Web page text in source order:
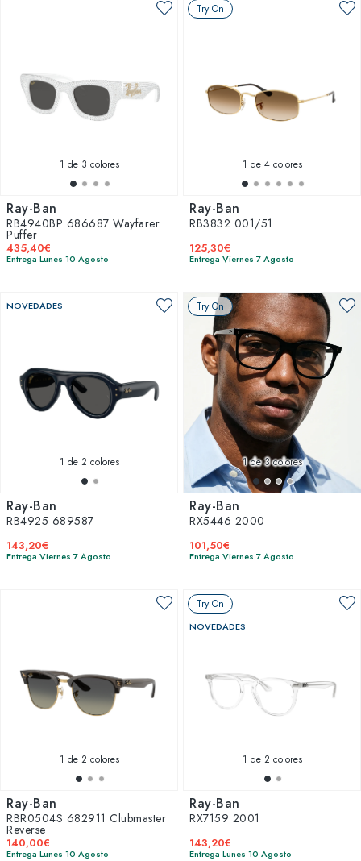
1 de 3 colores
Ray-Ban
RB4940BP 686687 Wayfarer
Puffer
435,40€
Entrega Lunes 10 Agosto
Try On
1 de 4 colores
Ray-Ban
RB3832 001/51
125,30€
Entrega Viernes 7 Agosto
NOVEDADES
1 de 2 colores
Ray-Ban
RB4925 689587
143,20€
Entrega Viernes 7 Agosto
Try On
1de 3 colores
Ray-Ban
RX5446 2000
101,50€
Entrega Viernes 7 Agosto
1 de 2 colores
Ray-Ban
RBR0504S 682911 Clubmaster
Reverse
140,00€
Entrega Lunes 10 Agosto
Try On
NOVEDADES
1 de 2 colores
Ray-Ban
RX7159 2001
143,20€
Entrega Lunes 10 Agosto